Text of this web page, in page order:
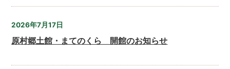
2026年7月17日
原村郷土館・まてのくら 開館のお知らせ